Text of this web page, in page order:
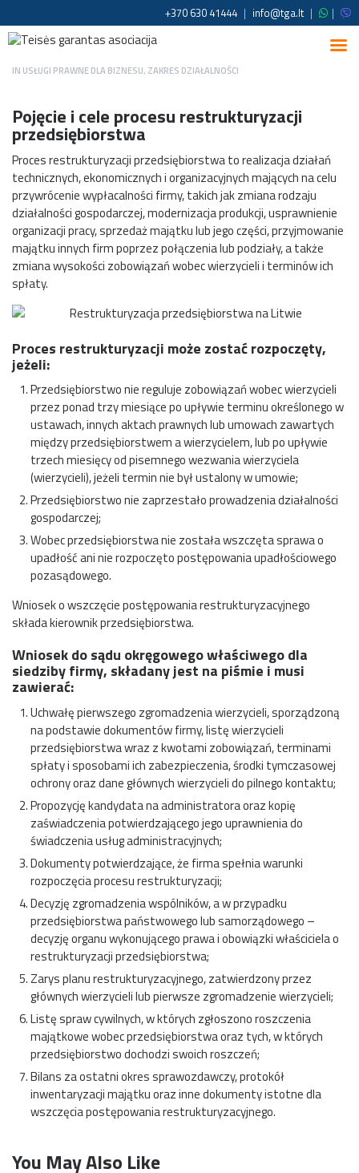
+370 630 41444 | info@tga.lt | |
IN USŁUGI PRAWNE DLA BIZNESU, ZAKRES DZIAŁALNOŚCI
Pojęcie i cele procesu restrukturyzacji
przedsiębiorstwa
Proces restrukturyzacji przedsiębiorstwa to realizacja działań
technicznych, ekonomicznych i organizacyjnych mających na celu
przywrócenie wypłacalności firmy, takich jak zmiana rodzaju
działalności gospodarczej, modernizacja produkcji, usprawnienie
organizacji pracy, sprzedaż majątku lub jego części, przyjmowanie
majątku innych firm poprzez połączenia lub podziały, a także
zmiana wysokości zobowiązań wobec wierzycieli i terminów ich
spłaty.
Proces restrukturyzacji może zostać rozpoczęty,
jeżeli:
Przedsiębiorstwo nie reguluje zobowiązań wobec wierzycieli
przez ponad trzy miesiące po upływie terminu określonego w
ustawach, innych aktach prawnych lub umowach zawartych
między przedsiębiorstwem a wierzycielem, lub po upływie
trzech miesięcy od pisemnego wezwania wierzyciela
(wierzycieli), jeżeli termin nie był ustalony w umowie;
Przedsiębiorstwo nie zaprzestało prowadzenia działalności
gospodarczej;
Wobec przedsiębiorstwa nie została wszczęta sprawa o
upadłość ani nie rozpoczęto postępowania upadłościowego
pozasądowego.
Wniosek o wszczęcie postępowania restrukturyzacyjnego
składa kierownik przedsiębiorstwa.
Wniosek do sądu okręgowego właściwego dla
siedziby firmy, składany jest na piśmie i musi
zawierać:
Uchwałę pierwszego zgromadzenia wierzycieli, sporządzoną
na podstawie dokumentów firmy, listę wierzycieli
przedsiębiorstwa wraz z kwotami zobowiązań, terminami
spłaty i sposobami ich zabezpieczenia, środki tymczasowej
ochrony oraz dane głównych wierzycieli do pilnego kontaktu;
Propozycję kandydata na administratora oraz kopię
zaświadczenia potwierdzającego jego uprawnienia do
świadczenia usług administracyjnych;
Dokumenty potwierdzające, że firma spełnia warunki
rozpoczęcia procesu restrukturyzacji;
Decyzję zgromadzenia wspólników, a w przypadku
przedsiębiorstwa państwowego lub samorządowego –
decyzję organu wykonującego prawa i obowiązki właściciela o
restrukturyzacji przedsiębiorstwa;
Zarys planu restrukturyzacyjnego, zatwierdzony przez
głównych wierzycieli lub pierwsze zgromadzenie wierzycieli;
Listę spraw cywilnych, w których zgłoszono roszczenia
majątkowe wobec przedsiębiorstwa oraz tych, w których
przedsiębiorstwo dochodzi swoich roszczeń;
Bilans za ostatni okres sprawozdawczy, protokół
inwentaryzacji majątku oraz inne dokumenty istotne dla
wszczęcia postępowania restrukturyzacyjnego.
You May Also Like